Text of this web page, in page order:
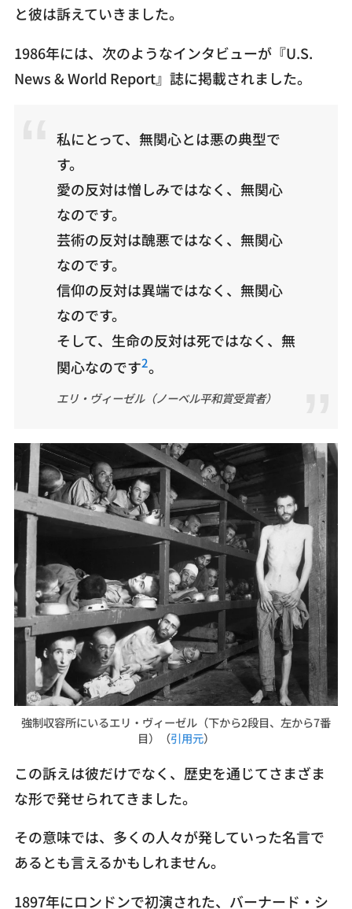
と彼は訴えていきました。
1986年には、次のようなインタビューが『U.S.
News & World Report』誌に掲載されました。
私にとって、無関心とは悪の典型で
す。
愛の反対は憎しみではなく、無関心
なのです。
芸術の反対は醜悪ではなく、無関心
なのです。
信仰の反対は異端ではなく、無関心
なのです。
そして、生命の反対は死ではなく、無
関心なのです2。
エリ・ヴィーゼル（ノーベル平和賞受賞者）
強制収容所にいるエリ・ヴィーゼル（下から2段目、左から7番
目）（引用元）
この訴えは彼だけでなく、歴史を通じてさまざま
な形で発せられてきました。
その意味では、多くの人々が発していった名言で
あるとも言えるかもしれません。
1897年にロンドンで初演された、バーナード・シ